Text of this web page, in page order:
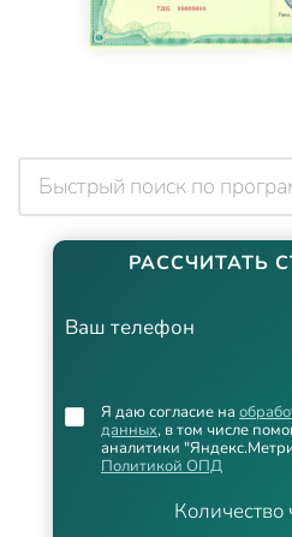
РАССЧИТАТЬ
Ваш телефон
Количество
Я даю согласие на
данных, в том числе
аналитики
Политикой ОПД